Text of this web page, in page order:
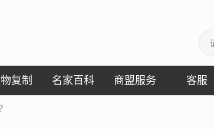
复制 名家百科 商盟服务 客服